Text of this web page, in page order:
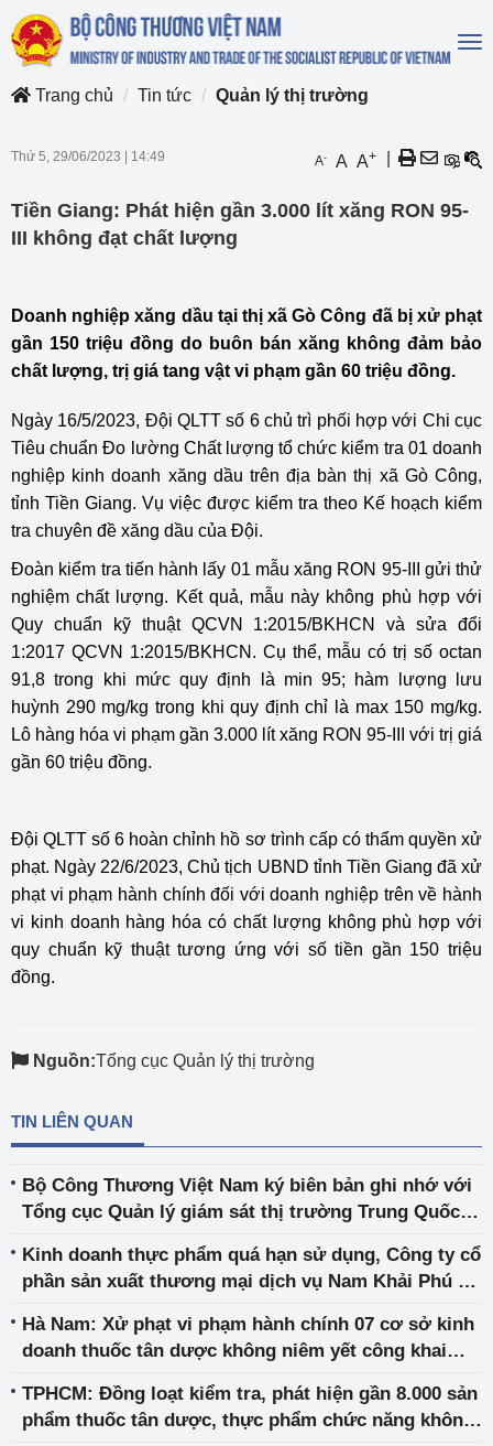
Trang chủ
Tin tức Quản lý thị trường
Thứ 5, 29/06/2023 14:49 A- A A+
Tiền Giang: Phát hiện gần 3.000 lít xăng RON 95-
III không đạt chất lượng
Doanh nghiệp xăng dầu tại thị xã Gò Công đã bị xử phạt
gần 150 triệu đồng do buôn bán xăng không đảm bảo
chất lượng, trị giá tang vật vi phạm gần 60 triệu đồng.
Ngày 16/5/2023, Đội QLTT số 6 chủ trì phối hợp với Chi cục
Tiêu chuẩn Đo lường Chất lượng tổ chức kiểm tra 01 doanh
nghiệp kinh doanh xăng dầu trên địa bàn thị xã Gò Công,
tỉnh Tiền Giang. Vụ việc được kiểm tra theo Kế hoạch kiểm
tra chuyên đề xăng dầu của Đội.
Đoàn kiểm tra tiến hành lấy 01 mẫu xăng RON 95-III gửi thử
nghiệm chất lượng. Kết quả, mẫu này không phù hợp với
Quy chuẩn kỹ thuật QCVN 1:2015/BKHCN và sửa đổi
1:2017 QCVN 1:2015/BKHCN. Cụ thể, mẫu có trị số octan
91,8 trong khi mức quy định là min 95; hàm lượng lưu
huỳnh 290 mg/kg trong khi quy định chỉ là max 150 mg/kg.
Lô hàng hóa vi phạm gần 3.000 lít xăng RON 95-III với trị giá
gần 60 triệu đồng.
Đội QLTT số 6 hoàn chỉnh hồ sơ trình cấp có thẩm quyền xử
phạt. Ngày 22/6/2023, Chủ tịch UBND tỉnh Tiền Giang đã xử
phạt vi phạm hành chính đối với doanh nghiệp trên về hành
vi kinh doanh hàng hóa có chất lượng không phù hợp với
quy chuẩn kỹ thuật tương ứng với số tiền gần 150 triệu
đồng.
Nguồn:Tổng cục Quản lý thị trường
TIN LIÊN QUAN
Bộ Công Thương Việt Nam ký biên bản ghi nhớ với
Tổng cục Quản lý giám sát thị trường Trung Quốc
Kinh doanh thực phẩm quá hạn sử dụng, Công ty cổ
phần sản xuất thương mại dịch vụ Nam Khải Phú bị
Hà Nam: Xử phạt vi phạm hành chính 07 cơ sở kinh
doanh thuốc tân dược không niêm yết công khai
TPHCM: Đồng loạt kiểm tra, phát hiện gần 8.000 sản
phẩm thuốc tân dược, thực phẩm chức năng không